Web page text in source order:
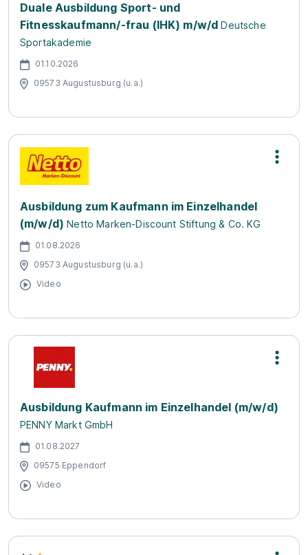
Duale Ausbildung Sport- und
Fitnesskaufmann/-frau (IHK) m/w/d Deutsche
Sportakademie
01.10.2026
09573 Augustusburg (u.a.)
Ausbildung zum Kaufmann im Einzelhandel
(m/w/d) Netto Marken-Discount Stiftung & Co. KG
01.08.2026
09573 Augustusburg (u.a.)
Video
Ausbildung Kaufmann im Einzelhandel (m/w/d)
PENNY Markt GmbH
01.08.2027
09575 Eppendorf
Video